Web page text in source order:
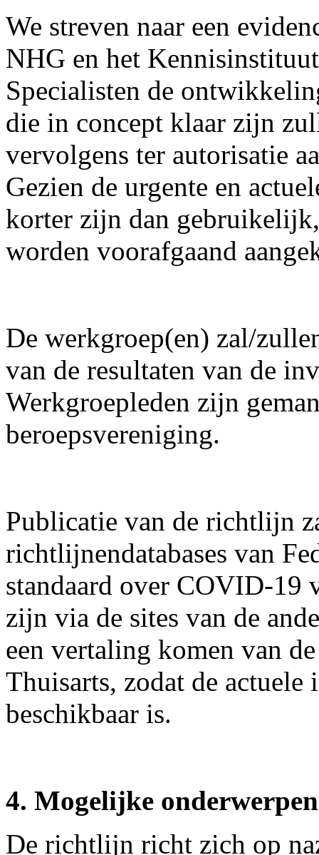
We streven naar een
NHG en het
Specialisten de
die in concept klaar zijn
vervolgens ter autorisatie
Gezien de urgente en
korter zijn dan
worden voorafgaand
De werkgroep(en) zal/
van de resultaten van de
Werkgroepleden zijn
beroepsvereniging.
Publicatie van de richtlijn
richtlijnendatabases van
standaard over COVID-19
zijn via de sites van de
een vertaling komen van
Thuisarts, zodat de
beschikbaar is.
4. Mogelijke
De richtlijn richt zich op